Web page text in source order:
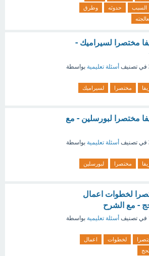
السبب حدوثه
وطرق
مختصرا لسيراميك -
في تصنيف أسئلة تعليمية بواسطة
مختصرا لسيراميك
مختصرا لبورسلين - مع
في تصنيف أسئلة تعليمية بواسطة
مختصرا لبورسلين
لخطوات اعمال
- مع الشرح
في تصنيف أسئلة تعليمية بواسطة
لخطوات
اعمال